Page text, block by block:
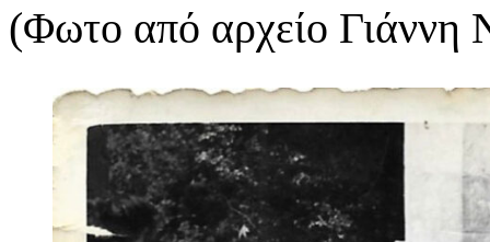
(Φωτο από αρχείο Γιάννη